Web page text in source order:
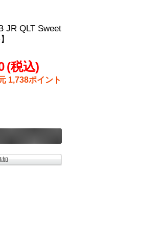
JR QLT Sweet
(税込)
1,738ポイント